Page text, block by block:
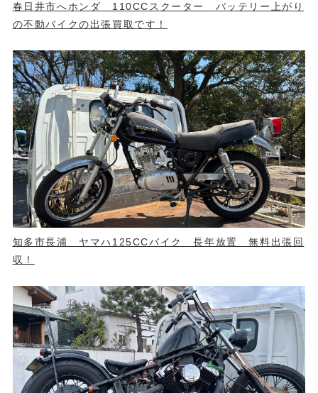
春日井市へホンダ 110CCスクーター バッテリー上がり
の不動バイクの出張買取です！
知多市長浦 ヤマハ125CCバイク 長年放置 無料出張回
収！